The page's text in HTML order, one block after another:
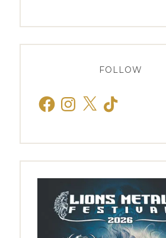
FOLLOW
FacebookInstagram
X TikTok